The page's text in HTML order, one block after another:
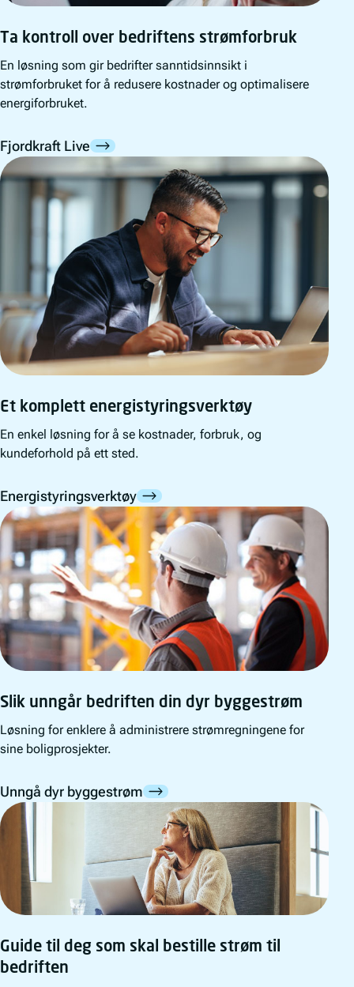
Ta kontroll over bedriftens strømforbruk
En løsning som gir bedrifter sanntidsinnsikt i
strømforbruket for å redusere kostnader og optimalisere
energiforbruket.
Fjordkraft Live
Et komplett energistyringsverktøy
En enkel løsning for å se kostnader, forbruk, og
kundeforhold på ett sted.
Energistyringsverktøy
Slik unngår bedriften din dyr byggestrøm
Løsning for enklere å administrere strømregningene for
sine boligprosjekter.
Unngå dyr byggestrøm
Guide til deg som skal bestille strøm til
bedriften